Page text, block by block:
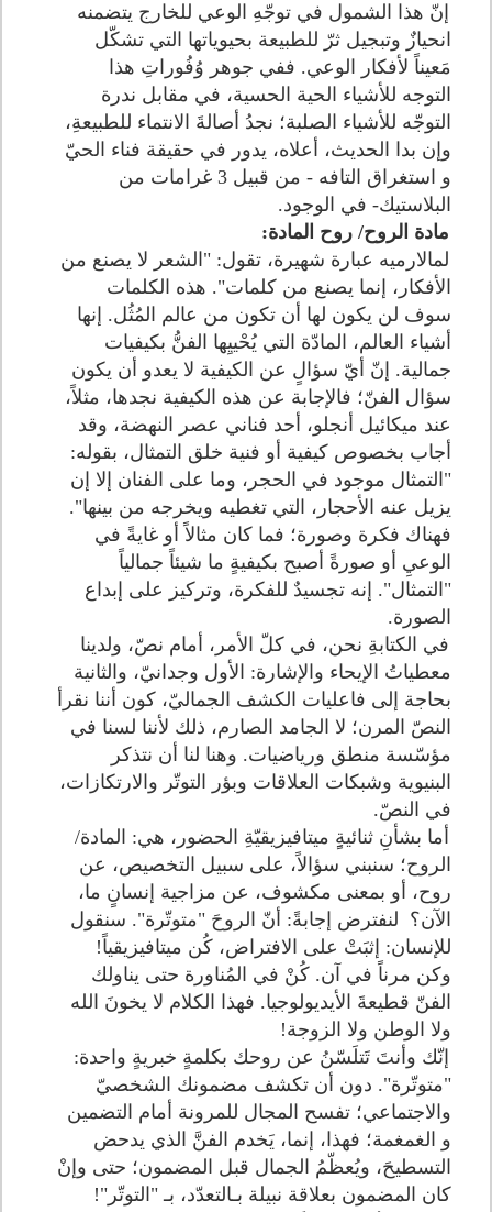
إنّ هذا الشمول في توجّهِ الوعي للخارج يتضمنه
انحيازٌ وتبجيل ثرّ للطبيعة بحيوياتها التي تشكّل
مَعيناً لأفكار الوعي. ففي جوهر وُفُوراتِ هذا
التوجه للأشياء الحية الحسية، في مقابل ندرة
التوجّه للأشياء الصلبة؛ نجدُ أصالةَ الانتماء للطبيعةِ،
وإن بدا الحديث، أعلاه، يدور في حقيقة فناء الحيّ
و استغراق التافه - من قبيل 3 غرامات من
البلاستيك- في الوجود.
مادة الروح/ روح المادة:
لمالارميه عبارة شهيرة، تقول: "الشعر لا يصنع من
الأفكار، إنما يصنع من كلمات". هذه الكلمات
سوف لن يكون لها أن تكون من عالم المُثُل. إنها
أشياء العالم، المادّة التي يُحْييِها الفنُّ بكيفيات
جمالية. إنّ أيّ سؤالٍ عن الكيفية لا يعدو أن يكون
سؤال الفنّ؛ فالإجابة عن هذه الكيفية نجدها، مثلاً،
عند ميكائيل أنجلو، أحد فناني عصر النهضة، وقد
أجاب بخصوص كيفية أو فنية خلق التمثال، بقوله:
"التمثال موجود في الحجر، وما على الفنان إلا إن
يزيل عنه الأحجار، التي تغطيه ويخرجه من بينها".
فهناك فكرة وصورة؛ فما كان مثالاً أو غايةً في
الوعيِ أو صورةً أصبح بكيفيةٍ ما شيئاً جمالياً
"التمثال". إنه تجسيدٌ للفكرة، وتركيز على إبداع
الصورة.
في الكتابةِ نحن، في كلّ الأمر، أمام نصّ، ولدينا
معطياتُ الإيحاء والإشارة: الأول وجدانيّ، والثانية
بحاجة إلى فاعليات الكشف الجماليّ، كون أننا نقرأ
النصّ المرن؛ لا الجامد الصارم، ذلك لأننا لسنا في
مؤسّسة منطق ورياضيات. وهنا لنا أن نتذكر
البنيوية وشبكات العلاقات وبؤر التوتّر والارتكازات،
في النصّ.
أما بشأنِ ثنائيةٍِ ميتافيزيقيّةِ الحضور، هي: المادة/
الروح؛ سنبني سؤالاً، على سبيل التخصيص، عن
روح، أو بمعنى مكشوف، عن مزاجية إنسانٍ ما،
الآن؟ لنفترض إجابةً: أنّ الروحَ "متوتّرة". سنقول
للإنسان: إثبَتْ على الافتراض، كُن ميتافيزيقياً!
وكن مرناً في آن. كُنْ في المُناورة حتى يناولك
الفنّ قطيعةَ الأيديولوجيا. فهذا الكلام لا يخونَ الله
ولا الوطن ولا الزوجة!
إنّك وأنتَ تَتلَسّنُ عن روحك بكلمةٍ خبريةٍ واحدة:
"متوتّرة". دون أن تكشف مضمونك الشخصيّ
والاجتماعي؛ تفسح المجال للمرونة أمام التضمين
و الغمغمة؛ فهذا، إنما، يَخدم الفنَّ الذي يدحض
التسطيحَ، ويُعظّمُ الجمال قبل المضمون؛ حتى وإنْ
كان المضمون بعلاقة نبيلة بـالتعدّد، بـ "التوتّر"!